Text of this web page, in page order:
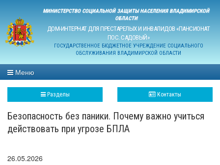
МИНИСТЕРСТВО СОЦИАЛЬНОЙ ЗАЩИТЫ НАСЕЛЕНИЯ ВЛАДИМИРСКОЙ
ОБЛАСТИ
ДОМ-ИНТЕРНАТ ДЛЯ ПРЕСТАРЕЛЫХ И ИНВАЛИДОВ «ПАНСИОНАТ
ПОС. САДОВЫЙ»
ГОСУДАРСТВЕННОЕ БЮДЖЕТНОЕ УЧРЕЖДЕНИЕ СОЦИАЛЬНОГО
ОБСЛУЖИВАНИЯ ВЛАДИМИРСКОЙ ОБЛАСТИ
Меню
Разделы Контакты
Безопасность без паники. Почему важно учиться
действовать при угрозе БПЛА
26.05.2026